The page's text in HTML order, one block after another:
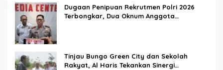
Dugaan Penipuan Rekrutmen Polri 2026
Terbongkar, Dua Oknum Anggota
Tinjau Bungo Green City dan Sekolah
Rakyat, Al Haris Tekankan Sinergi